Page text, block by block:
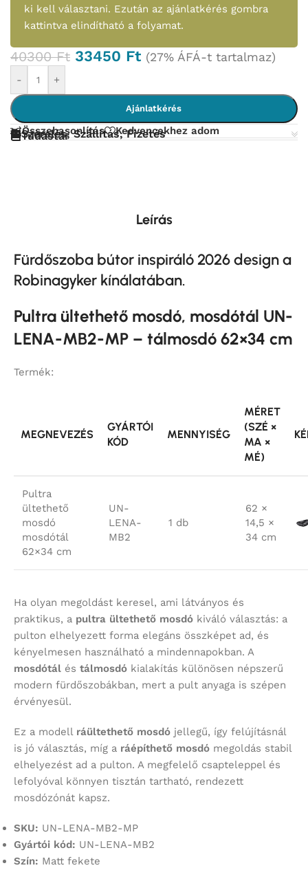
ki kell választani. Ezután az ajánlatkérés gombra
kattintva elindítható a folyamat.
40300Ft 33450 Ft (27% ÁFÁ-t tartalmaz)
- +
Ajánlatkérés
Összehasonlítás Kedvencekhez adom
Szerelés, Szállítás, Fizetés
Tudástár
Leírás
Fürdőszoba bútor inspiráló 2026 design a
Robinagyker kínálatában.
Pultra ültethető mosdó, mosdótál UN-
LENA-MB2-MP – tálmosdó 62×34 cm
Termék:
MEGNEVEZÉS
GYÁRTÓI
KÓD
MENNYISÉG
MÉRET
(SZÉ ×
MA ×
MÉ)
Pultra
ültethető
mosdó
mosdótál
62×34 cm
UN-
LENA-
MB2
1 db
62 ×
14,5 ×
34 cm
Ha olyan megoldást keresel, ami látványos és
praktikus, a pultra ültethető mosdó kiváló választás: a
pulton elhelyezett forma elegáns összképet ad, és
kényelmesen használható a mindennapokban. A
mosdótál és tálmosdó kialakítás különösen népszerű
modern fürdőszobákban, mert a pult anyaga is szépen
érvényesül.
Ez a modell ráültethető mosdó jellegű, így felújításnál
is jó választás, míg a ráépíthető mosdó megoldás stabil
elhelyezést ad a pulton. A megfelelő csapteleppel és
lefolyóval könnyen tisztán tartható, rendezett
mosdózónát kapsz.
SKU: UN-LENA-MB2-MP
Gyártói kód: UN-LENA-MB2
Szín: Matt fekete